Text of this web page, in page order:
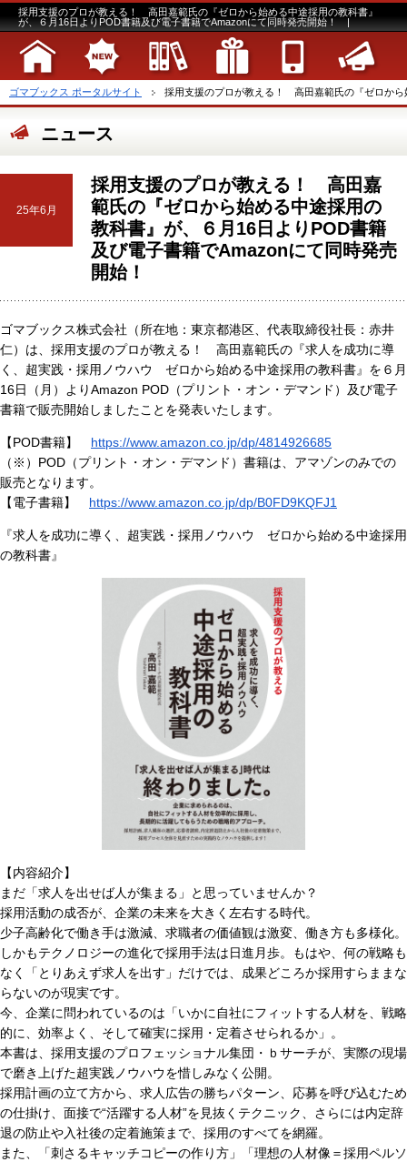
採用支援のプロが教える！ 高田嘉範氏の『ゼロから始める中途採用の教科書』
が、６月16日よりPOD書籍及び電子書籍でAmazonにて同時発売開始！ |
ゴマブックス ポータルサイト 採用支援のプロが教える！ 高田嘉範氏の『ゼロか
ニュース
25年6月
採用支援のプロが教える！ 高田嘉
範氏の『ゼロから始める中途採用の
教科書』が、６月16日よりPOD書籍
及び電子書籍でAmazonにて同時発売
開始！
ゴマブックス株式会社（所在地：東京都港区、代表取締役社長：赤井
仁）は、採用支援のプロが教える！ 高田嘉範氏の『求人を成功に導
く、超実践・採用ノウハウ ゼロから始める中途採用の教科書』を６月
16日（月）よりAmazon POD（プリント・オン・デマンド）及び電子
書籍で販売開始しましたことを発表いたします。
【POD書籍】 https://www.amazon.co.jp/dp/4814926685
（※）POD（プリント・オン・デマンド）書籍は、アマゾンのみでの
販売となります。
【電子書籍】 https://www.amazon.co.jp/dp/B0FD9KQFJ1
『求人を成功に導く、超実践・採用ノウハウ ゼロから始める中途採用
の教科書』
【内容紹介】
まだ「求人を出せば人が集まる」と思っていませんか？
採用活動の成否が、企業の未来を大きく左右する時代。
少子高齢化で働き手は激減、求職者の価値観は激変、働き方も多様化。
しかもテクノロジーの進化で採用手法は日進月歩。もはや、何の戦略も
なく「とりあえず求人を出す」だけでは、成果どころか採用すらままな
らないのが現実です。
今、企業に問われているのは「いかに自社にフィットする人材を、戦略
的に、効率よく、そして確実に採用・定着させられるか」。
本書は、採用支援のプロフェッショナル集団・ｂサーチが、実際の現場
で磨き上げた超実践ノウハウを惜しみなく公開。
採用計画の立て方から、求人広告の勝ちパターン、応募を呼び込むため
の仕掛け、面接で“活躍する人材”を見抜くテクニック、さらには内定辞
退の防止や入社後の定着施策まで、採用のすべてを網羅。
また、「刺さるキャッチコピーの作り方」「理想の人材像＝採用ペルソ